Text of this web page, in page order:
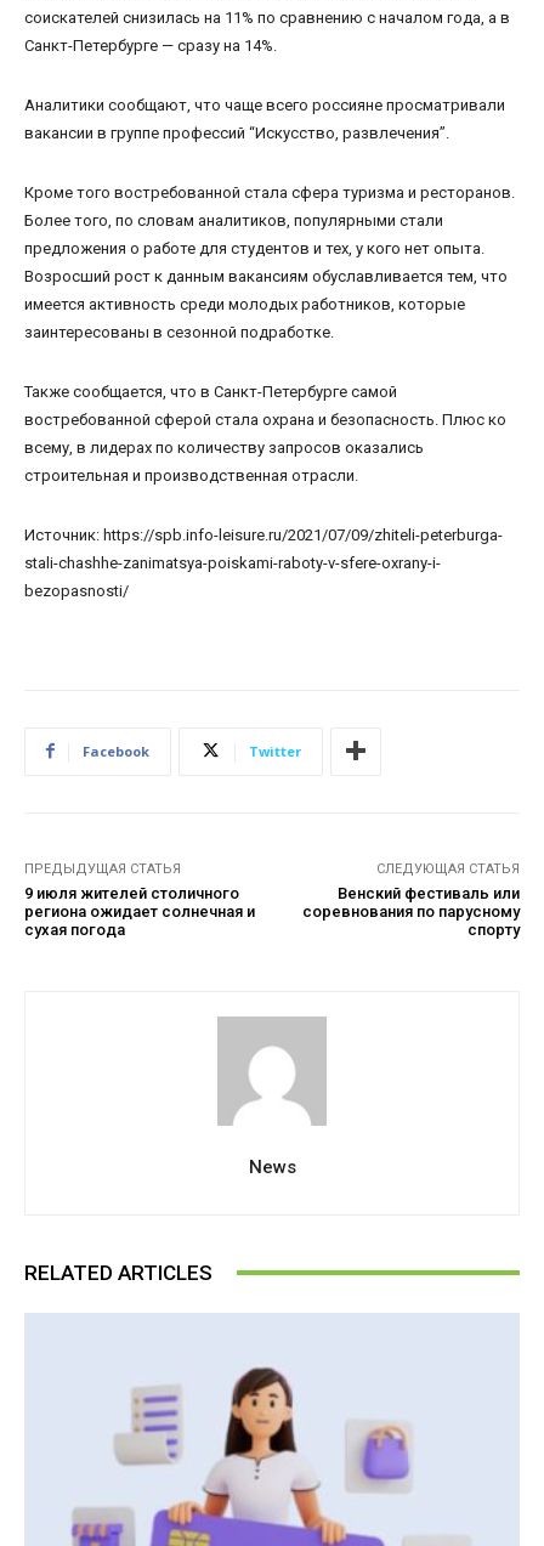
соискателей снизилась на 11% по сравнению с началом года, а в
Санкт-Петербурге — сразу на 14%.
Аналитики сообщают, что чаще всего россияне просматривали
вакансии в группе профессий “Искусство, развлечения”.
Кроме того востребованной стала сфера туризма и ресторанов.
Более того, по словам аналитиков, популярными стали
предложения о работе для студентов и тех, у кого нет опыта.
Возросший рост к данным вакансиям обуславливается тем, что
имеется активность среди молодых работников, которые
заинтересованы в сезонной подработке.
Также сообщается, что в Санкт-Петербурге самой
востребованной сферой стала охрана и безопасность. Плюс ко
всему, в лидерах по количеству запросов оказались
строительная и производственная отрасли.
Источник: https://spb.info-leisure.ru/2021/07/09/zhiteli-peterburga-
stali-chashhe-zanimatsya-poiskami-raboty-v-sfere-oxrany-i-
bezopasnosti/
Facebook Twitter
ПРЕДЫДУЩАЯ СТАТЬЯ
9 июля жителей столичного
региона ожидает солнечная и
сухая погода
СЛЕДУЮЩАЯ СТАТЬЯ
Венский фестиваль или
соревнования по парусному
спорту
News
RELATED ARTICLES